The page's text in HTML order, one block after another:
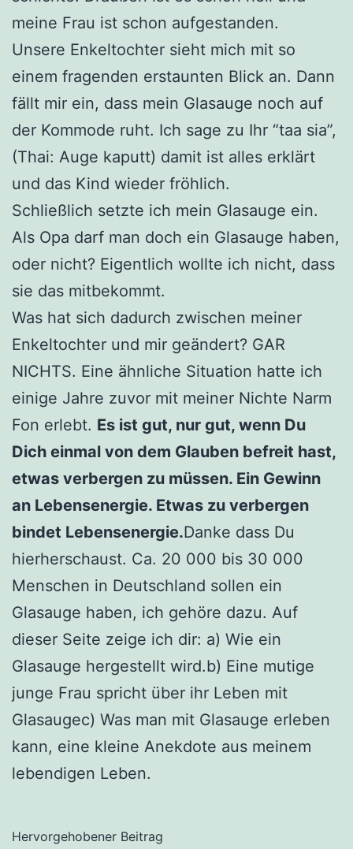
meine Frau ist schon aufgestan­den.
Unsere Enkeltochter sieht mich mit so
einem fragenden erstaunten Blick an. Dann
fällt mir ein, dass mein Glasauge noch auf
der Kommo­de ruht. Ich sage zu Ihr “taa sia”,
(Thai: Auge kaputt) damit ist alles er­klärt
und das Kind wieder fröhlich.
Schließlich setzte ich mein Glasauge ein.
Als Opa darf man doch ein Glas­auge haben,
oder nicht? Eigentlich wollte ich nicht, dass
sie das mit­bekommt.
Was hat sich dadurch zwischen meiner
Enkeltochter und mir geändert? GAR
NICHTS. Eine ähnliche Situation hatte ich
einige Jahre zuvor mit meiner Nichte Narm
Fon erlebt. Es ist gut, nur gut, wenn Du
Dich ein­mal von dem Glauben befreit hast,
etwas verbergen zu müssen. Ein Gewinn
an Lebensenergie. Etwas zu verber­gen
bindet Lebensenergie.Danke dass Du
hierherschaust. Ca. 20 000 bis 30 000
Menschen in Deutschland sollen ein
Glasauge haben, ich gehöre dazu. Auf
dieser Seite zeige ich dir: a) Wie ein
Glasauge hergestellt wird.b) Eine mutige
junge Frau spricht über ihr Leben mit
Glasaugec) Was man mit Glasauge erleben
kann, eine kleine Anekdote aus meinem
lebendigen Leben.
Hervorgehobener Beitrag